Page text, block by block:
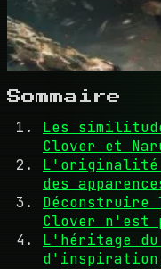
Sommaire
Les
Clover et
L'originalité
des
Déconstruire
Clover n'est
L'héritage du